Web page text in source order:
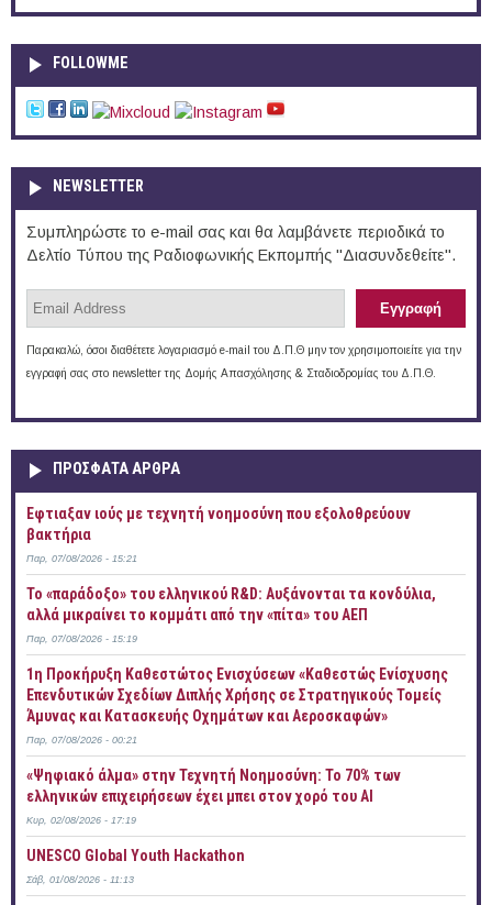
FOLLOWME
NEWSLETTER
Συμπληρώστε το e-mail σας και θα λαμβάνετε περιοδικά το
Δελτίο Τύπου της Ραδιοφωνικής Εκπομπής "Διασυνδεθείτε".
Παρακαλώ, όσοι διαθέτετε λογαριασμό e-mail του Δ.Π.Θ μην τον χρησιμοποιείτε για την
εγγραφή σας στο newsletter της Δομής Απασχόλησης & Σταδιοδρομίας του Δ.Π.Θ.
ΠΡOΣΦΑΤΑ AΡΘΡΑ
Έφτιαξαν ιούς με τεχνητή νοημοσύνη που εξολοθρεύουν
βακτήρια
Παρ, 07/08/2026 - 15:21
Το «παράδοξο» του ελληνικού R&D: Αυξάνονται τα κονδύλια,
αλλά μικραίνει το κομμάτι από την «πίτα» του ΑΕΠ
Παρ, 07/08/2026 - 15:19
1η Προκήρυξη Καθεστώτος Ενισχύσεων «Καθεστώς Ενίσχυσης
Επενδυτικών Σχεδίων Διπλής Χρήσης σε Στρατηγικούς Τομείς
Άμυνας και Κατασκευής Οχημάτων και Αεροσκαφών»
Παρ, 07/08/2026 - 00:21
«Ψηφιακό άλμα» στην Τεχνητή Νοημοσύνη: Το 70% των
ελληνικών επιχειρήσεων έχει μπει στον χορό του AI
Κυρ, 02/08/2026 - 17:19
UNESCO Global Youth Hackathon
Σάβ, 01/08/2026 - 11:13